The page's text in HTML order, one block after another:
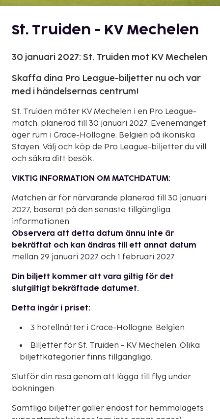
St. Truiden - KV Mechelen
30 januari 2027: St. Truiden mot KV Mechelen
Skaffa dina Pro League-biljetter nu och var
med i händelsernas centrum!
St. Truiden möter KV Mechelen i en Pro League-
match, planerad till 30 januari 2027. Evenemanget
äger rum i Grace-Hollogne, Belgien på ikoniska
Stayen. Välj och köp de Pro League-biljetter du vill
och säkra ditt besök.
VIKTIG INFORMATION OM MATCHDATUM:
Matchen är för närvarande planerad till 30 januari
2027, baserat på den senaste tillgängliga
informationen.
Observera att detta datum ännu inte är
bekräftat och kan ändras till ett annat datum
mellan 29 januari 2027 och 1 februari 2027.
Din biljett kommer att vara giltig för det
slutgiltigt bekräftade datumet.
Detta ingår i priset:
3 hotellnätter i Grace-Hollogne, Belgien
Biljetter för St. Truiden - KV Mechelen. Olika
biljettkategorier finns tillgängliga.
Slutför din resa genom att lägga till flyg under
bokningen
Samtliga biljetter gäller endast för hemmalagets